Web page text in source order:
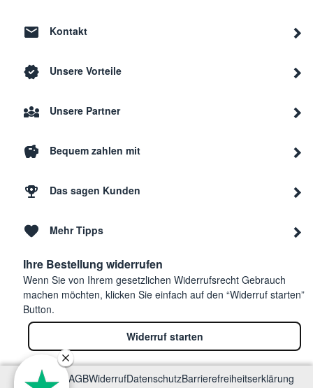
Kontakt
Unsere Vorteile
Unsere Partner
Bequem zahlen mit
Das sagen Kunden
Mehr Tipps
Ihre Bestellung widerrufen
Wenn Sie von Ihrem gesetzlichen Widerrufsrecht Gebrauch
machen möchten, klicken Sie einfach auf den “Widerruf starten”
Button.
Widerruf starten
ImpressumAGBWiderrufDatenschutzBarrierefreiheitserklärung